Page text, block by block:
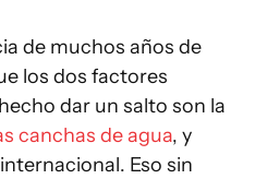
de muchos años de
los dos factores
dar un salto son la
canchas de agua, y
Eso sin